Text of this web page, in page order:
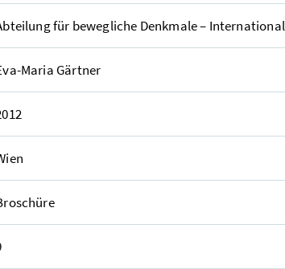
für bewegliche Denkmale –
Maria Gärtner